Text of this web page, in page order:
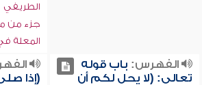
الطريفي
جزء من
المعلة
الفهرس: باب قوله
تعالى: (لا يحل لكم أن
(إذا